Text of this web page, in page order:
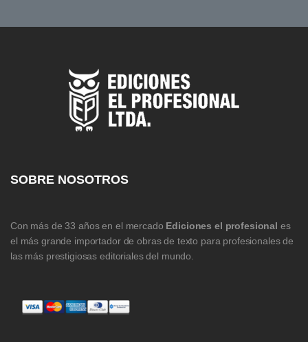
SOBRE NOSOTROS
Con más de 33 años en el mercado Ediciones el profesional es
el más grande importador de obras de texto para profesionales de
las más prestigiosas editoriales del mundo.